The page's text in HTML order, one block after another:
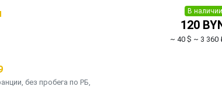
без пробега по РБ,
В наличии
120
~ 40 $ ~ 3 360